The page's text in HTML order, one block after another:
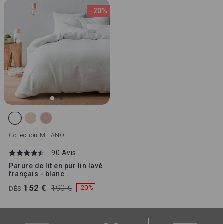
-20%
Collection MILANO
90 Avis
Parure de lit en pur lin lavé
français - blanc
DÈS 152 € 190 € -20%